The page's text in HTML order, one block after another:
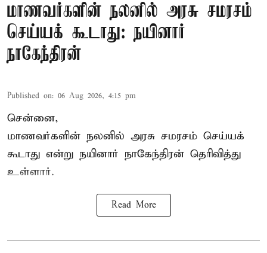
மாணவர்களின் நலனில் அரசு சமரசம்
செய்யக் கூடாது: நயினார்
நாகேந்திரன்
Published on: 06 Aug 2026, 4:15 pm
சென்னை,
மாணவர்களின் நலனில் அரசு சமரசம் செய்யக்
கூடாது என்று நயினார் நாகேந்திரன் தெரிவித்து
உள்ளார்.
Read More